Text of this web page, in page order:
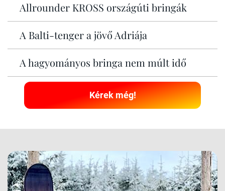
Allrounder KROSS országúti bringák
A Balti-tenger a jövő Adriája
A hagyományos bringa nem múlt idő
Kérek még!